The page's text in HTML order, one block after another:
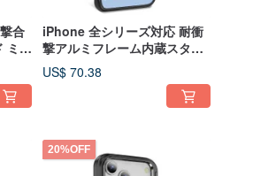
合
ミラ
花
iPhone 全シリーズ対応 耐衝
撃アルミフレーム内蔵スタン
ド付きマグネットミラーケー
ス - おやすみ花丸
US$ 70.38
20%OFF